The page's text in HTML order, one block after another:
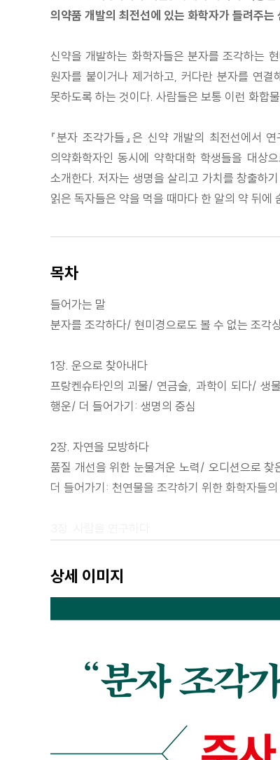
의약품 개발의 최전선에 있는 화학자가 들려주
신약을 개발하는 화학자들은 분자를 조각하는
원자를 붙이거나 제거하고, 커다란 분자를 연
못하도록 하는 것이다. 사람들은 보통 이런 화합
『분자 조각가들』은 신약 개발의 최전선에서
의약화학자인 동시에 약학대학 학생들을 대상
소개한다. 저자는 생명을 살리고 가치를 창출하
읽은 독자들은 약을 먹을 때마다 한 알의 약 뒤에
목차
들어가는 말
분자를 조각하다/ 현미경으로도 볼 수 없는 조각
1장. 운으로 찾아내다
프랑켄슈타인의 괴물/ 연금술, 과학이 되다/ 생
행운/ 더 들어가기: 생명의 중심
2장. 자연을 모방하다
품질 개선을 위한 눈물겨운 노력/ 오디션으로
더 들어가기: 천연물을 조각하기 위한 화학자들의
에이즈에서 완치되는 법
5장. 지금은 어떻게 약을 만들까
표적단백질/ 화합물 은행/ 선도물질부터 임상
상세 이미지